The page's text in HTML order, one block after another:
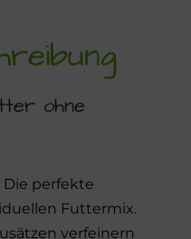
ohne
Die perfekte
Futtermix.
verfeinern